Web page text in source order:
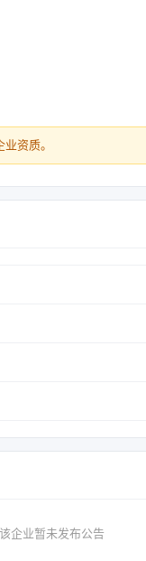
资质。
该企业暂未发布公告